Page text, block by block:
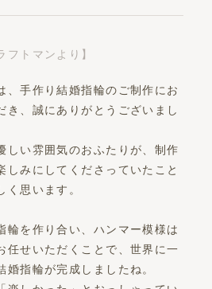
フトマンより】
、手作り結婚指輪のご制作にお
き、誠にありがとうございまし
しい雰囲気のおふたりが、制作
しみにしてくださっていたこと
く思います。
輪を作り合い、ハンマー模様は
任せいただくことで、世界に一
婚指輪が完成しましたね。